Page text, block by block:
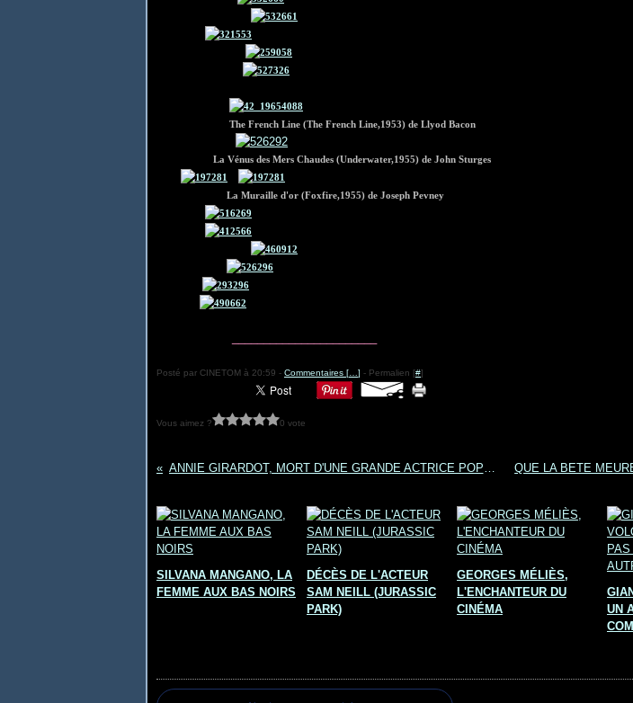
The French Line (The French Line,1953) de Llyod Bacon
La Vénus des Mers Chaudes (Underwater,1955) de John Sturges
La Muraille d'or (Foxfire,1955) de Joseph Pevney
Posté par CINETOM à 20:59 - Commentaires [ ] - Permalien [#]
Vous aimez ? 0 vote
ANNIE GIRARDOT, MORT D'UNE GRANDE ACTRICE POPULAIRE (II)
SILVANA MANGANO, LA
FEMME AUX BAS NOIRS
DÉCÈS DE L'ACTEUR
SAM NEILL (JURASSIC
PARK)
GEORGES MÉLIÈS,
L'ENCHANTEUR DU
CINÉMA
UN